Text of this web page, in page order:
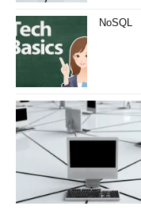
NoSQL